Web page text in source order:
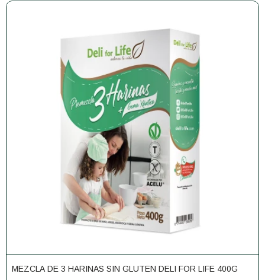
MEZCLA DE 3 HARINAS SIN GLUTEN DELI FOR LIFE 400G